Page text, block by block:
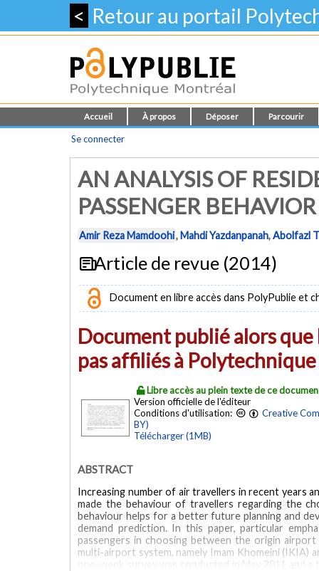
< Retour au portail
Accueil À propos Déposer Parcourir
Se connecter
AN ANALYSIS OF
PASSENGER
Amir Reza Mamdoohi,Mahdi Yazdanpanah,Abolfazl
Article de revue (2014)
Document en libre accès dans PolyPublie et
Document publié alors
pas affiliés à
Libre accès au plein texte de ce
Version officielle de l'éditeur
Conditions d'utilisation:
Creative
BY)
Télécharger (1MB)
ABSTRACT
Increasing number of air travellers in recent years
made the behaviour of travellers regarding the
behaviour helps for a better future planning and
demand prediction. In this paper, particular
passengers in choosing between the origin
multi-airport system, namely Imam Khomeini
one-week survey was conducted in May 2011